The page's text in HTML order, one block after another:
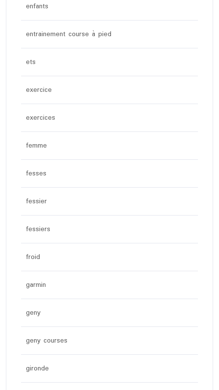
enfants
entrainement course à pied
ets
exercice
exercices
femme
fesses
fessier
fessiers
froid
garmin
geny
geny courses
gironde